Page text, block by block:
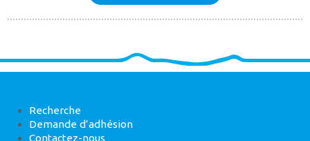
Recherche
Demande d’adhésion
Contactez-nous